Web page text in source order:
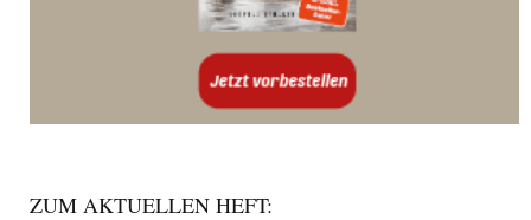
ZUM AKTUELLEN HEFT: